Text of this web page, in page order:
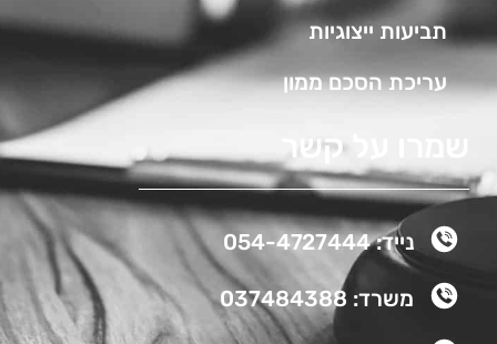
תביעות ייצוגיות
עריכת הסכם ממון
שמרו על קשר
נייד: 054-4727444
משרד: 037484388